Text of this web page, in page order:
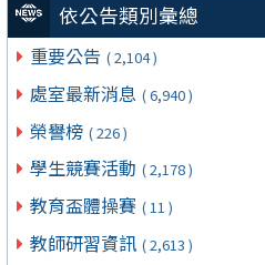
依公告類別彙總
重要公告 ( 2,104 )
處室最新消息 ( 6,940 )
榮譽榜 ( 226 )
學生競賽活動 ( 2,178 )
教育盃體操賽 ( 11 )
教師研習資訊 ( 2,613 )